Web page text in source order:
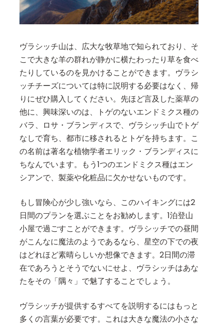
ヴラシッチ山は、広大な牧草地で知られており、そ
こで大きな羊の群れが静かに横たわったり草を食べ
たりしているのを見かけることができます。ヴラシ
ッチチーズについては特に説明する必要はなく、帰
りにぜひ購入してください。先ほど言及した薬草の
他に、興味深いのは、トゲのないエンドミクス種の
バラ、ロサ・ブランディスで、ヴラシッチ山でトゲ
なしで育ち、都市に移されるとトゲを持ちます。こ
の名前は著名な植物学者エリック・ブランディスに
ちなんでいます。もう1つのエンドミクス種はエン
シアンで、製薬や化粧品に欠かせないものです。
もし冒険心が少し強いなら、このハイキングには2
日間のプランを選ぶことをお勧めします。1泊登山
小屋で過ごすことができます。ヴラシッチでの昼間
がこんなに魔法のようであるなら、星空の下での夜
はどれほど素晴らしいか想像できます。2日間の滞
在であろうとそうでないにせよ、ヴラシッチはあな
たをその「隅々」で魅了することでしょう。
ヴラシッチが提供するすべてを説明するにはもっと
多くの言葉が必要です。これは大きな魔法の小さな